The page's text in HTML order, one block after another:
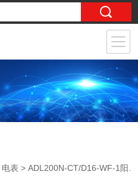
电表 > ADL200N-CT/D16-WF-1阳台光伏双向计量WIFI电表